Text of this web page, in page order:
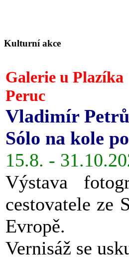
Kulturní akce
Galerie u Plazíka
Peruc
Vladimír Petrů
Sólo na kole
15.8. -
Výstava
cestovatele ze
Evropě.
Vernisáž se